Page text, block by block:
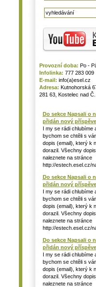
Provozní doba: Po -
Infolinka: 777 283 009
E-mail: info(a)esel.cz
Adresa: Kutnohorská
281 63, Kostelec nad
Do sekce Napsali o
přidán nový
I my se rádi chlubíme
bychom se chtěli s
dopis (email), který k
dorazil. Všechny
naleznete na stránce
http://estech.esel.cz/
Do sekce Napsali o
přidán nový
I my se rádi chlubíme
bychom se chtěli s
dopis (email), který k
dorazil. Všechny
naleznete na stránce
http://estech.esel.cz/
Do sekce Napsali o
přidán nový
I my se rádi chlubíme
bychom se chtěli s
dopis (email), který k
dorazil. Všechny
naleznete na stránce